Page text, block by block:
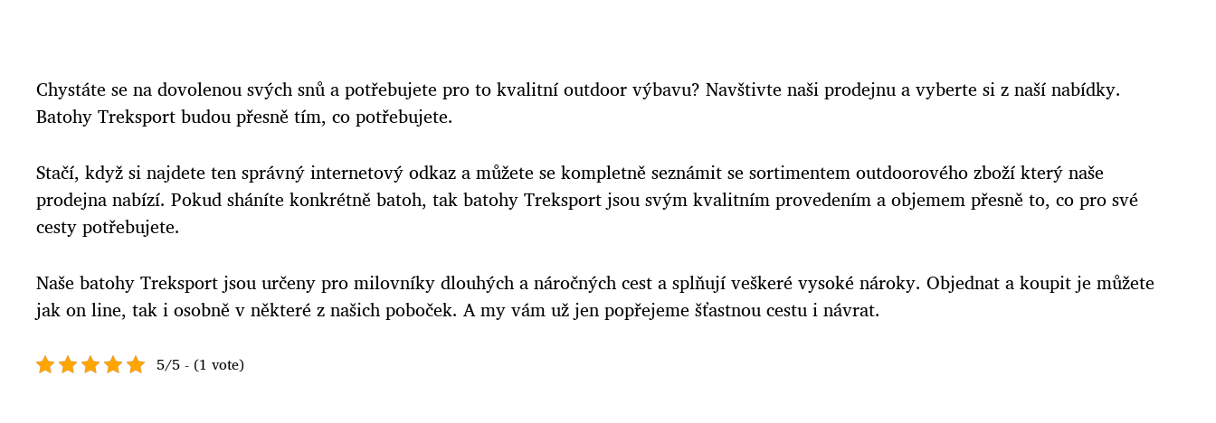
Chystáte se na dovolenou svých snů a potřebujete pro to kvalitní outdoor výbavu? Navštivte naši prodejnu a vyberte si z naší nabídky.
Batohy Treksport budou přesně tím, co potřebujete.
Stačí, když si najdete ten správný internetový odkaz a můžete se kompletně seznámit se sortimentem outdoorového zboží který naše
prodejna nabízí. Pokud sháníte konkrétně batoh, takbatohy Treksport jsou svým kvalitním provedením a objemem přesně to, co pro své
cesty potřebujete.
Naše batohy Treksport jsou určeny pro milovníky dlouhých a náročných cest a splňují veškeré vysoké nároky. Objednat a koupit je můžete
jak on line, tak i osobně v některé z našich poboček. A my vám už jen popřejeme šťastnou cestu i návrat.
5/5 - (1 vote)